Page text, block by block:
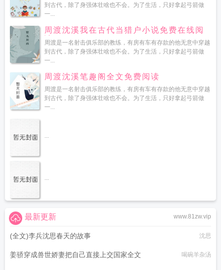
到古代，除了身强体壮啥也不会。为了生活，只好拿起弓箭做
一...
周渡沈溪我在古代当猎户小说免费在线阅
读
周渡是一名射击俱乐部的教练，有房有车有存款的他无意中穿越
到古代，除了身强体壮啥也不会。为了生活，只好拿起弓箭做
一...
周渡沈溪笔趣阁全文免费阅读
周渡是一名射击俱乐部的教练，有房有车有存款的他无意中穿越
到古代，除了身强体壮啥也不会。为了生活，只好拿起弓箭做
一...
...
...
www.81zw.vip
最新更新
(全文)李兵沈思春天的故事 沈思
姜骄穿成兽世娇妻把自己直接上交国家全文 喝碗羊杂汤